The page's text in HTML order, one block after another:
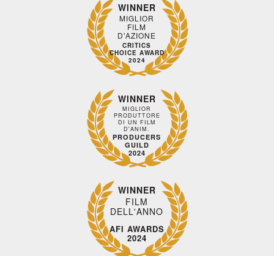
WINNER
MIGLIOR
FILM
D'AZIONE
CRITICS
CHOICE AWARD
2024
WINNER
MIGLIOR
PRODUTTORE
DI UN FILM
D'ANIM.
PRODUCERS
GUILD
2024
WINNER
FILM
DELL'ANNO
AFI AWARDS
2024